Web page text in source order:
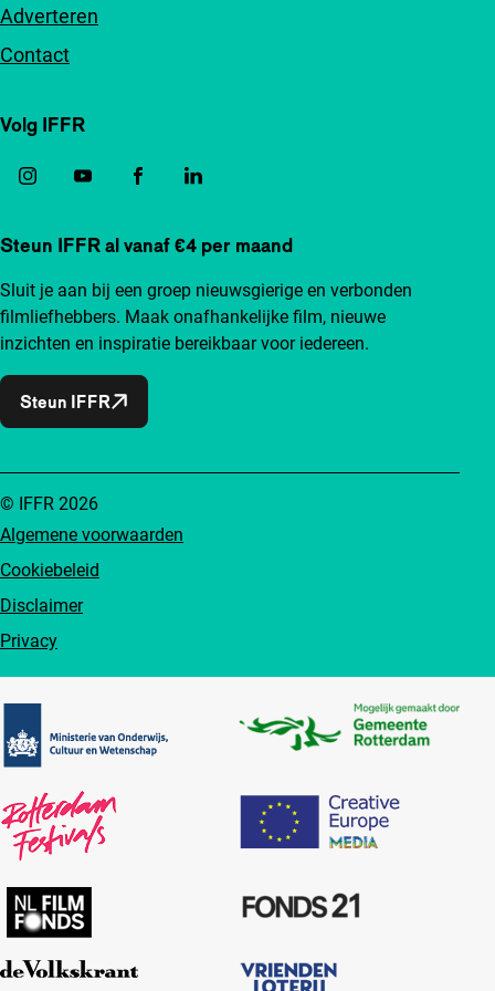
Adverteren
Contact
Volg IFFR
Steun IFFR al vanaf €4 per maand
Sluit je aan bij een groep nieuwsgierige en verbonden
filmliefhebbers. Maak onafhankelijke film, nieuwe
inzichten en inspiratie bereikbaar voor iedereen.
Steun IFFR
Algemene voorwaarden
Cookiebeleid
Disclaimer
Privacy
© IFFR 2026